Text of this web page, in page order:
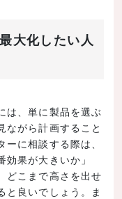
大化したい人
は、単に製品を選ぶ
ながら計画すること
に相談する際は、
効果が大きいか」
どこまで高さを出せ
と良いでしょう。ま